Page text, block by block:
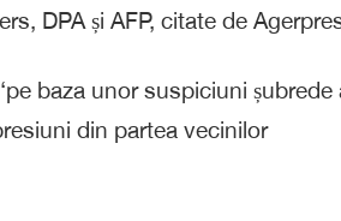
DPA și AFP, citate de
baza unor suspiciuni șubrede
din partea vecinilor